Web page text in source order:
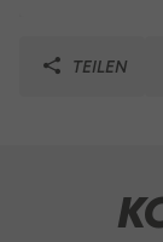
TEILEN